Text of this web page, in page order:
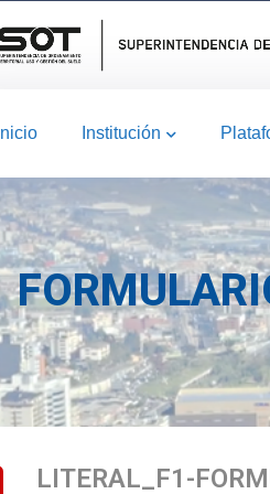
Inicio Institución
LITERAL_F1-